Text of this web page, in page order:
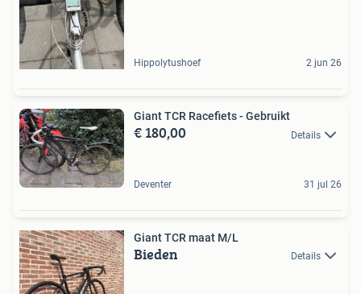
Hippolytushoef 2 jun 26
Giant TCR Racefiets - Gebruikt
€ 180,00 Details
Deventer 31 jul 26
Giant TCR maat M/L
Bieden Details